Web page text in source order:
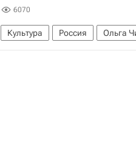
6070
Культура Россия Ольга